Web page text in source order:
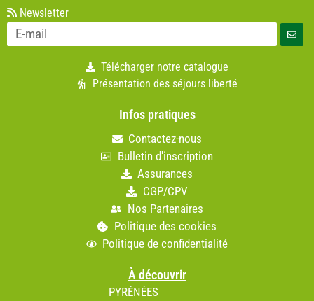
Newsletter
Télécharger notre catalogue
Présentation des séjours liberté
Infos pratiques
Contactez-nous
Bulletin d'inscription
Assurances
CGP/CPV
Nos Partenaires
Politique des cookies
Politique de confidentialité
À découvrir
PYRÉNÉES